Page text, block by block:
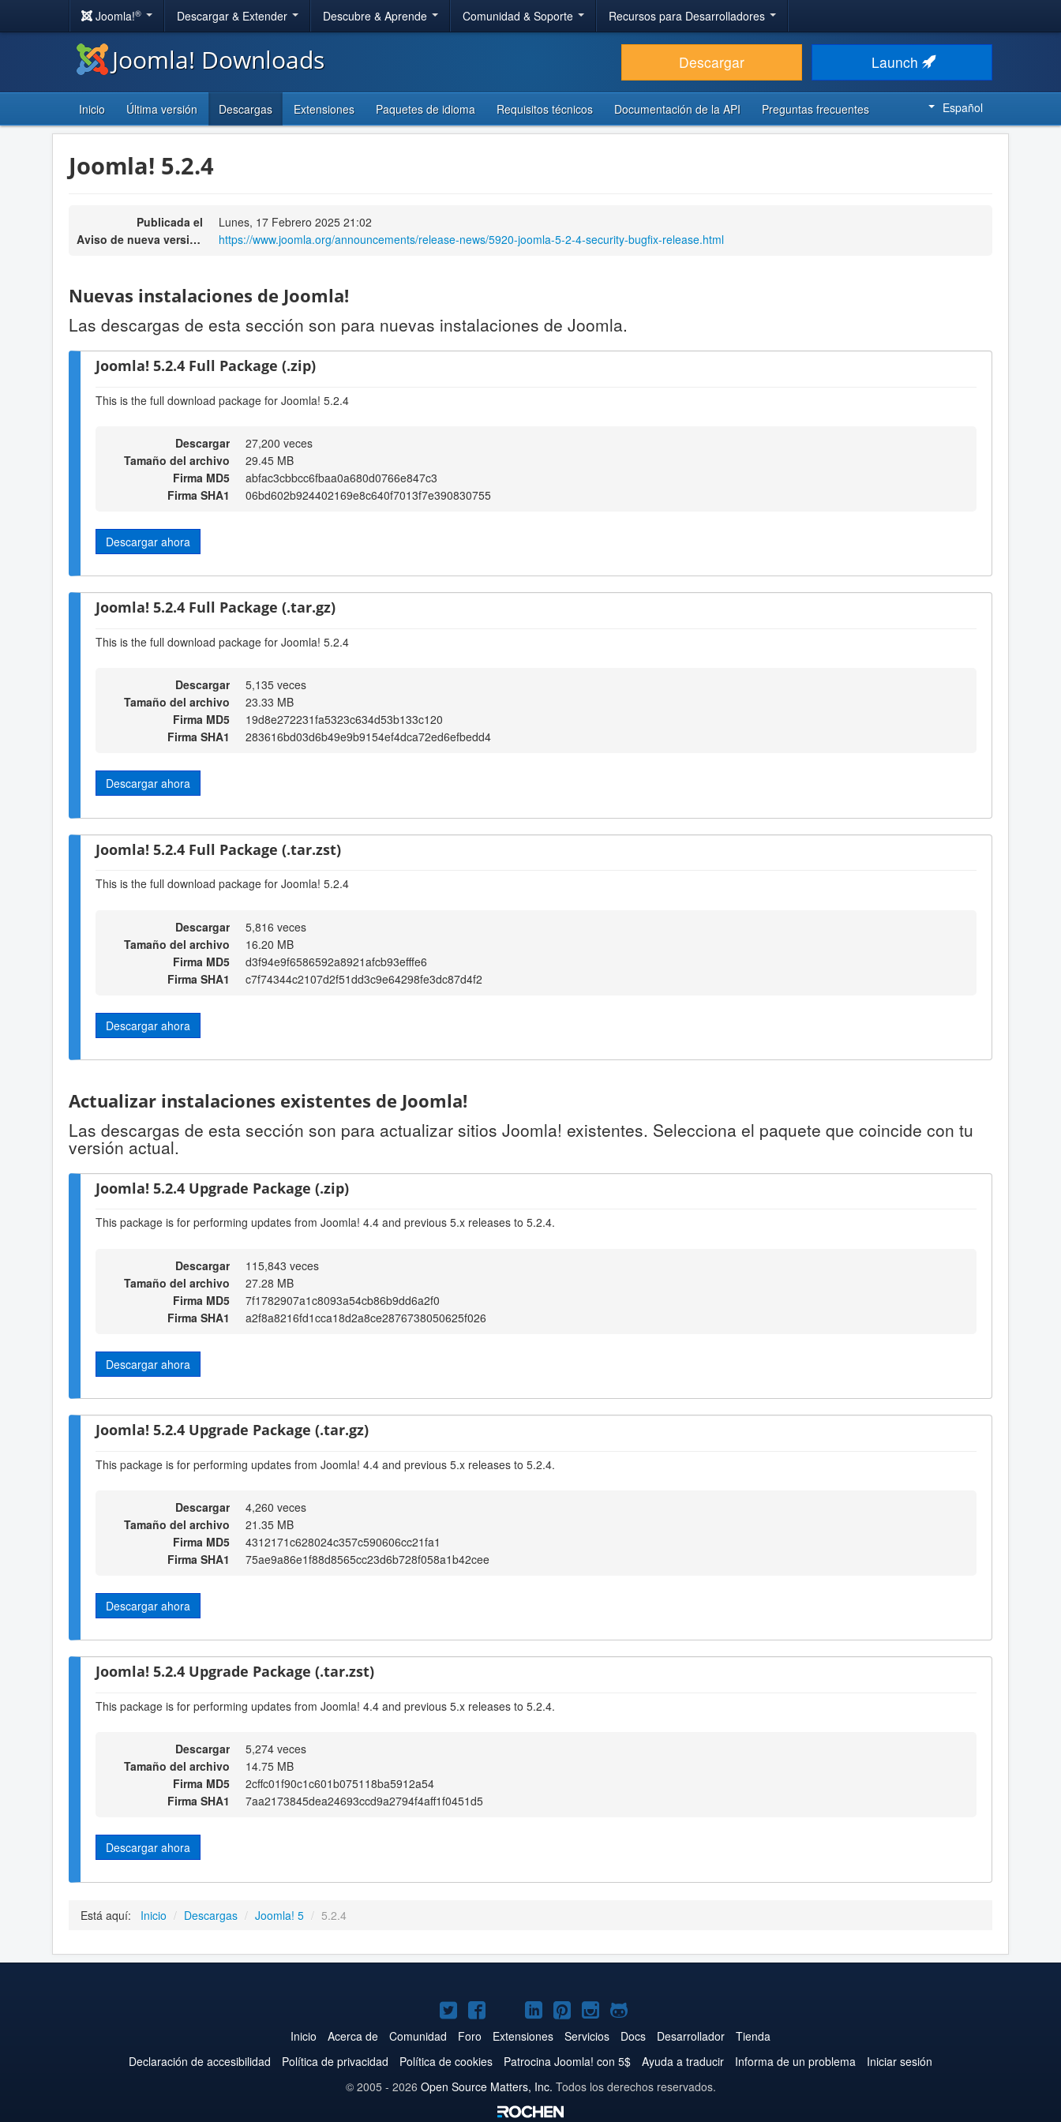
Joomla!® Descargar & Extender Descubre & Aprende Comunidad & Soporte Recursos para Desarrolladores
Joomla! Downloads Descargar Launch
Inicio Última versión Descargas Extensiones Paquetes de idioma Requisitos técnicos Documentación de la API Preguntas frecuentes Español
Joomla! 5.2.4
Publicada el
Lunes, 17 Febrero 2025 21:02
Aviso de nueva versión
https://www.joomla.org/announcements/release-news/5920-joomla-5-2-4-security-bugfix-release.html
Nuevas instalaciones de Joomla!
Las descargas de esta sección son para nuevas instalaciones de Joomla.
Joomla! 5.2.4 Full Package (.zip)
This is the full download package for Joomla! 5.2.4
Descargar
27,200 veces
Tamaño del archivo
29.45 MB
Firma MD5
abfac3cbbcc6fbaa0a680d0766e847c3
Firma SHA1
06bd602b924402169e8c640f7013f7e390830755
Descargar ahora
Joomla! 5.2.4 Full Package (.tar.gz)
This is the full download package for Joomla! 5.2.4
Descargar
5,135 veces
Tamaño del archivo
23.33 MB
Firma MD5
19d8e272231fa5323c634d53b133c120
Firma SHA1
283616bd03d6b49e9b9154ef4dca72ed6efbedd4
Descargar ahora
Joomla! 5.2.4 Full Package (.tar.zst)
This is the full download package for Joomla! 5.2.4
Descargar
5,816 veces
Tamaño del archivo
16.20 MB
Firma MD5
d3f94e9f6586592a8921afcb93efffe6
Firma SHA1
c7f74344c2107d2f51dd3c9e64298fe3dc87d4f2
Descargar ahora
Actualizar instalaciones existentes de Joomla!
Las descargas de esta sección son para actualizar sitios Joomla! existentes. Selecciona el paquete que coincide con tu
versión actual.
Joomla! 5.2.4 Upgrade Package (.zip)
This package is for performing updates from Joomla! 4.4 and previous 5.x releases to 5.2.4.
Descargar
115,843 veces
Tamaño del archivo
27.28 MB
Firma MD5
7f1782907a1c8093a54cb86b9dd6a2f0
Firma SHA1
a2f8a8216fd1cca18d2a8ce2876738050625f026
Descargar ahora
Joomla! 5.2.4 Upgrade Package (.tar.gz)
This package is for performing updates from Joomla! 4.4 and previous 5.x releases to 5.2.4.
Descargar
4,260 veces
Tamaño del archivo
21.35 MB
Firma MD5
4312171c628024c357c590606cc21fa1
Firma SHA1
75ae9a86e1f88d8565cc23d6b728f058a1b42cee
Descargar ahora
Joomla! 5.2.4 Upgrade Package (.tar.zst)
This package is for performing updates from Joomla! 4.4 and previous 5.x releases to 5.2.4.
Descargar
5,274 veces
Tamaño del archivo
14.75 MB
Firma MD5
2cffc01f90c1c601b075118ba5912a54
Firma SHA1
7aa2173845dea24693ccd9a2794f4aff1f0451d5
Descargar ahora
Está aquí: Inicio / Descargas / Joomla! 5 / 5.2.4
Joomla!
en
Twitter
Joomla!
en
Facebook
Joomla!
en
YouTube
Joomla!
en
LinkedIn
Joomla!
en
Pinterest
Joomla!
en
Instagram
Joomla!
en
GitHub
Inicio Acerca de Comunidad Foro Extensiones Servicios Docs Desarrollador
Tienda
Declaración de accesibilidad
Política de privacidad Política de cookies Patrocina Joomla! con 5$ Ayuda a traducir Informa de un problema
Iniciar sesión
© 2005 - 2026 Open Source Matters, Inc. Todos los derechos reservados.